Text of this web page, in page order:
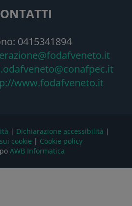
0415341894
www.fodafveneto.it
| Dichiarazione accessibilità |
cookie | Cookie policy
AWB Informatica